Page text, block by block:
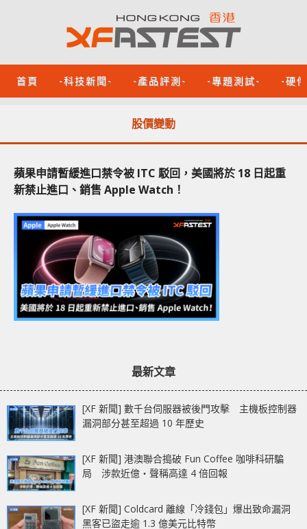
首頁 -科技新聞- -產品評測- -專題測試- -硬
股價變動
蘋果申請暫緩進口禁令被 ITC 駁回，美國將於 18 日起重
新禁止進口、銷售 Apple Watch！
最新文章
[XF 新聞] 數千台伺服器被後門攻擊 主機板控制器
漏洞部分甚至超過 10 年歷史
[XF 新聞] 港澳聯合搗破 Fun Coffee 咖啡科研騙
局 涉款近億‧聲稱高達 4 倍回報
[XF 新聞] Coldcard 離線「冷錢包」爆出致命漏洞
黑客已盜走逾 1.3 億美元比特幣